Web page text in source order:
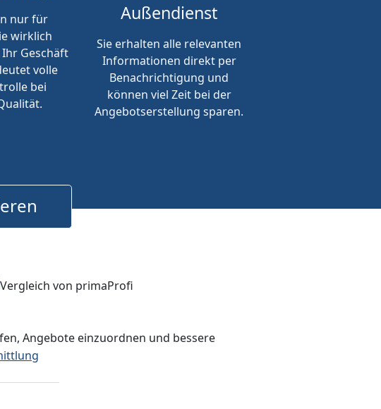
nur für
wirklich
Geschäft
volle
bei
Außendienst
Sie erhalten alle relevanten
Informationen direkt per
Benachrichtigung und
können viel Zeit bei der
Angebotserstellung sparen.
Angebote einzuordnen und bessere